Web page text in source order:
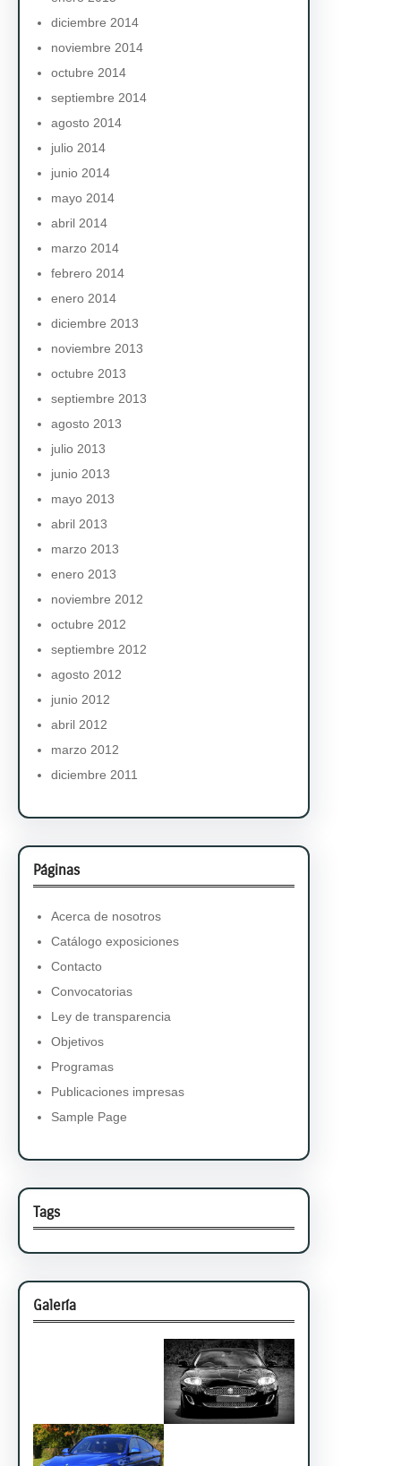
diciembre 2014
noviembre 2014
octubre 2014
septiembre 2014
agosto 2014
julio 2014
junio 2014
mayo 2014
abril 2014
marzo 2014
febrero 2014
enero 2014
diciembre 2013
noviembre 2013
octubre 2013
septiembre 2013
agosto 2013
julio 2013
junio 2013
mayo 2013
abril 2013
marzo 2013
enero 2013
noviembre 2012
octubre 2012
septiembre 2012
agosto 2012
junio 2012
abril 2012
marzo 2012
diciembre 2011
Páginas
Acerca de nosotros
Catálogo exposiciones
Contacto
Convocatorias
Ley de transparencia
Objetivos
Programas
Publicaciones impresas
Sample Page
Tags
Galería